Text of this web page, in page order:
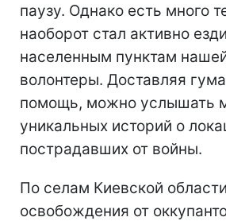
паузу. Однако есть много
наоборот стал активно
населенным пунктам
волонтеры. Доставляя
помощь, можно услышать
уникальных историй о
пострадавших от войны.
По селам Киевской
освобождения от